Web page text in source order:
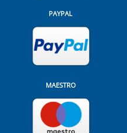
PAYPAL
MAESTRO